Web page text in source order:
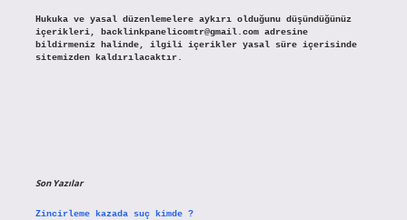
Hukuka ve yasal düzenlemelere aykırı olduğunu düşündüğünüz
içerikleri,
backlinkpanelicomtr@gmail.comadresine
bildirmeniz halinde, ilgili içerikler yasal süre içerisinde
sitemizden kaldırılacaktır.
Son Yazılar
Zincirleme kazada suç kimde ?